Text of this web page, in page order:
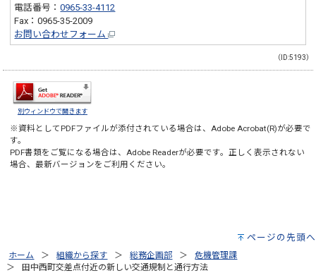
電話番号：0965-33-4112
Fax：0965-35-2009
お問い合わせフォーム
（ID:5193）
別ウィンドウで開きます
※資料としてPDFファイルが添付されている場合は、 Adobe Acrobat(R)が必要で
す。
PDF書類をご覧になる場合は、 Adobe Readerが必要です。正しく表示されない
場合、最新バージョンをご利用ください。
ページの先頭へ
ホーム 組織から探す 総務企画部
危機管理課
田中西町交差点付近の新しい交通規制と通行方法